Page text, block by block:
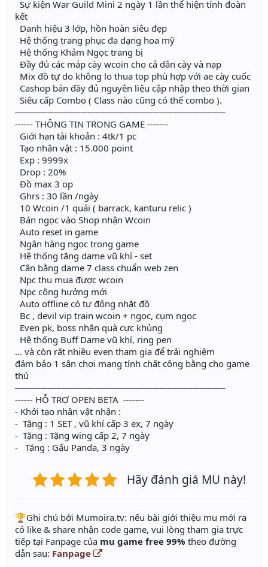
Sự kiện War Guild Mini 2 ngày 1 lần thể hiện tính đoàn
kết
Danh hiệu 3 lớp, hồn hoàn siêu đẹp
Hệ thống trang phục đa dạng hoa mỹ
Hệ thống Khảm Ngọc trang bị
Đầy đủ các máp cày wcoin cho cả dân cày và nạp
Mix đồ tự do không lo thua top phù hợp với ae cày cuốc
Cashop bán đầy đủ nguyên liệu cập nhập theo thời gian
Siêu cấp Combo ( Class nào cũng có thể combo ).
────────────────────────────────
------ THÔNG TIN TRONG GAME -------
Giới hạn tài khoản : 4tk/1 pc
Tạo nhân vật : 15.000 point
Exp : 9999x
Drop : 20%
Đồ max 3 op
Ghrs : 30 lần /ngày
10 Wcoin /1 quái ( barrack, kanturu relic )
Bán ngọc vào Shop nhận Wcoin
Auto reset in game
Ngân hàng ngọc trong game
Hệ thống tăng dame vũ khí - set
Cân bằng dame 7 class chuẩn web zen
Npc thu mua được wcoin
Npc cộng hưởng mới
Auto offline có tự động nhặt đồ
Bc , devil vip train wcoin + ngọc, cụm ngọc
Even pk, boss nhận quà cực khủng
Hệ thống Buff Dame vũ khí, ring pen
... và còn rất nhiều even tham gia để trải nghiệm
đảm bảo 1 sân chơi mang tính chất công bằng cho game
thủ
────────────────────────────────
------ HỖ TRỢ OPEN BETA -------
- Khởi tạo nhân vật nhận :
- Tặng : 1 SET , vũ khí cấp 3 ex, 7 ngày
- Tặng : Tặng wing cấp 2, 7 ngày
- Tặng : Gấu Panda, 3 ngày
Hãy đánh giá MU này!
️🏆Ghi chú bởi Mumoira.tv: nếu bài giới thiệu mu mới ra
có like & share nhận code game, vui lòng tham gia trực
tiếp tại Fanpage của mu game free 99% theo đường
dẫn sau: Fanpage